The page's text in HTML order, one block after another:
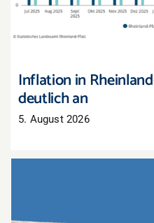
Inflation in
deutlich an
5. August 2026